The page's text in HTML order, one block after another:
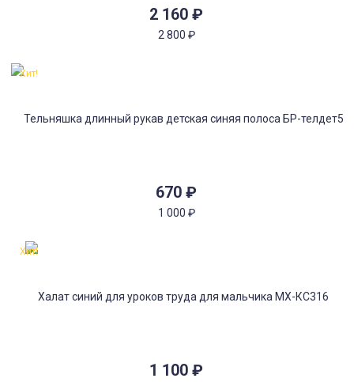
2 160 ₽
2 800 ₽
670 ₽
1 000 ₽
Хит!
1 100 ₽
Хит!